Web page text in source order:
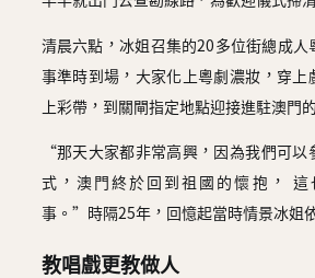
清晨六點，冰姐召集的20多位街總成人
事準時到場，大家化上粵劇濃妝，穿上
上彩帶，到關閘指定地點迎接進駐澳門
“那天大家都非常高興，因為我們可以
式，澳門終於回到祖國的懷抱， 這
事。”時隔25年，回憶起當時情景冰姐
教唱戲更教做人